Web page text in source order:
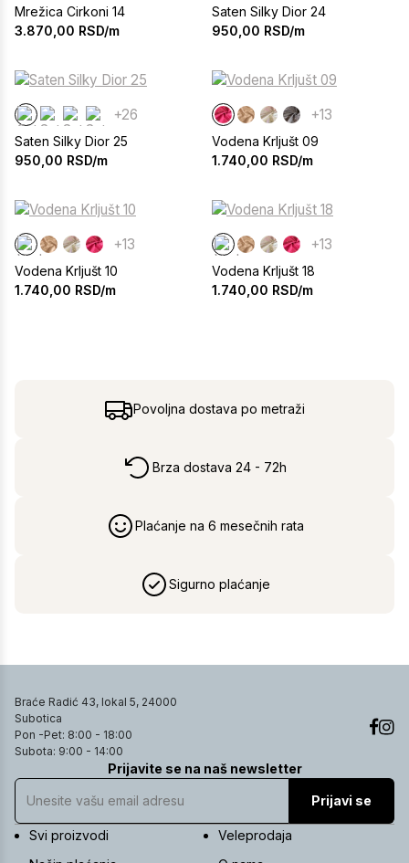
Mrežica Cirkoni 14
3.870,00 RSD/m
Saten Silky Dior 24
950,00 RSD/m
+26
Saten Silky Dior 25
950,00 RSD/m
+13
Vodena Krljušt 09
1.740,00 RSD/m
+13
Vodena Krljušt 10
1.740,00 RSD/m
+13
Vodena Krljušt 18
1.740,00 RSD/m
Povoljna dostava po metraži
Brza dostava 24 - 72h
Plaćanje na 6 mesečnih rata
Sigurno plaćanje
Braće Radić 43, lokal 5, 24000
Subotica
Pon -Pet: 8:00 - 18:00
Subota: 9:00 - 14:00
Prijavite se na naš newsletter
Prijavi se
Svi proizvodi
Veleprodaja